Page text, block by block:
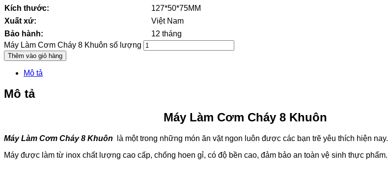
Kích thước:
127*50*75MM
Xuất xứ:
Việt Nam
Bảo hành:
12 tháng
Máy Làm Cơm Cháy 8 Khuôn số lượng
Thêm vào giỏ hàng
Mô tả
Mô tả
Máy Làm Cơm Cháy 8 Khuôn
Máy Làm Cơm Cháy 8 Khuôn
là một trong những món ăn vặt ngon luôn được các bạn trẽ yêu thích hiện nay.
Máy được làm từ inox chất lượng cao cấp, chống hoen gỉ, có độ bền cao, đảm bảo an toàn vệ sinh thực phẩm.